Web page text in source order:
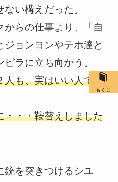
い構えだった。
からの仕事より、「自
ョンヨンやテホ達と
ラに立ち向かう。
人も、実はいい人です
・・・鞍替えしました
銃を突きつけるシユ
もくじ